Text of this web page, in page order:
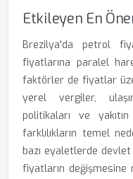
Etkileyen En
Brezilya'da petrol
fiyatlarına paralel
faktörler de fiyatlar
yerel vergiler,
politikaları ve
farklılıkların temel
bazı eyaletlerde
fiyatların değişmesine